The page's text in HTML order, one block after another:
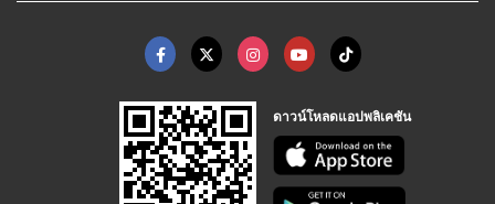
ดาวน์โหลดแอปพลิเคชัน